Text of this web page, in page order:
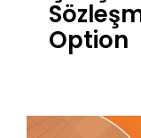
Option